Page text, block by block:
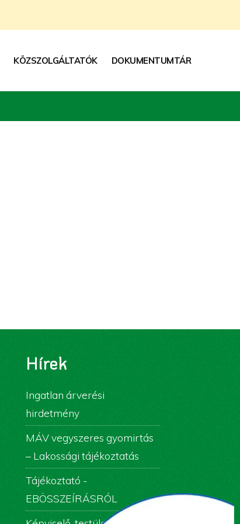
KÖZSZOLGÁLTATÓK DOKUMENTUMTÁR
Hírek
Ingatlan árverési
hirdetmény
MÁV vegyszeres gyomirtás
– Lakossági tájékoztatás
Tájékoztató -
EBÖSSZEÍRÁSRÓL